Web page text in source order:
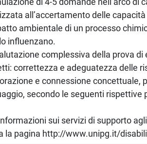
all’accertamento delle
ambientale di un processo
influenzano.
complessiva della prova
correttezza e adeguatezza delle
e connessione concettuale,
secondo le seguenti rispettive
sui servizi di supporto
la pagina http://www.unipg.it/